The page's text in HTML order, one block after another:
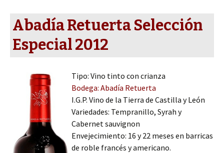
Abadía Retuerta Selección
Especial 2012
Tipo: Vino tinto con crianza
Bodega: Abadía Retuerta
I.G.P. Vino de la Tierra de Castilla y León
Variedades: Tempranillo, Syrah y
Cabernet sauvignon
Envejecimiento: 16 y 22 meses en barricas
de roble francés y americano.